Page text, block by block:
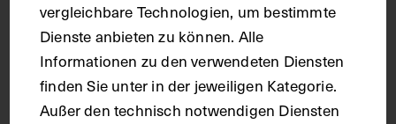
vergleichbare Technologien, um bestimmte
Dienste anbieten zu können. Alle
Informationen zu den verwendeten Diensten
finden Sie unter in der jeweiligen Kategorie.
Außer den technisch notwendigen Diensten